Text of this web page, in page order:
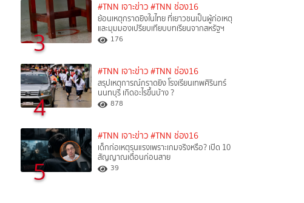
3
#TNN เจาะข่าว #TNN ช่อง16
ย้อนเหตุกราดยิงในไทย ที่เยาวชนเป็นผู้ก่อเหตุ
และมุมมองเปรียบเทียบบทเรียนจากสหรัฐฯ
176
4
#TNN เจาะข่าว #TNN ช่อง16
สรุปเหตุการณ์กราดยิง โรงเรียนเทพศิรินทร์
นนทบุรี เกิดอะไรขึ้นบ้าง ?
878
5
#TNN เจาะข่าว #TNN ช่อง16
เด็กก่อเหตุรุนแรงเพราะเกมจริงหรือ? เปิด 10
สัญญาณเตือนก่อนสาย
39